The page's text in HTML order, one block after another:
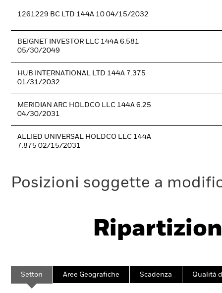
1261229 BC LTD 144A 10 04/15/2032
BEIGNET INVESTOR LLC 144A 6.581
05/30/2049
HUB INTERNATIONAL LTD 144A 7.375
01/31/2032
MERIDIAN ARC HOLDCO LLC 144A 6.25
04/30/2031
ALLIED UNIVERSAL HOLDCO LLC 144A
7.875 02/15/2031
Posizioni soggette a
Settori Aree Geografiche Scadenza Qualità